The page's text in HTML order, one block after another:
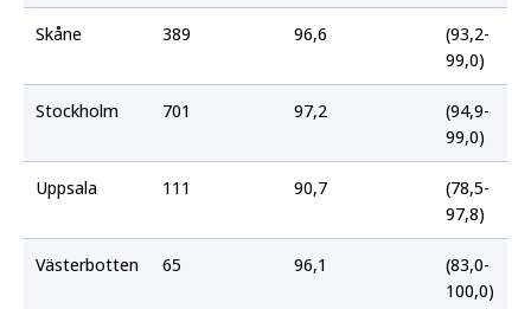
Skåne 389 96,6
(93,2-
99,0)
Stockholm 701 97,2
(94,9-
99,0)
Uppsala 111 90,7
(78,5-
97,8)
Västerbotten 65 96,1
(83,0-
100,0)